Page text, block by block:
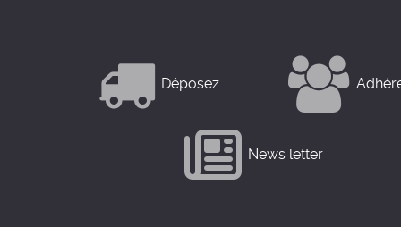
Déposez
News letter